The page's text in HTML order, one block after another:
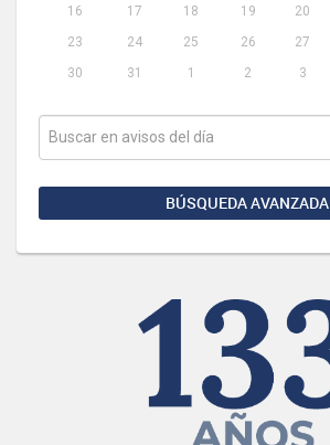
16
17 18 19 20
23
24 25 26 27
30
31 1 2 3
BÚSQUEDA AVANZADA